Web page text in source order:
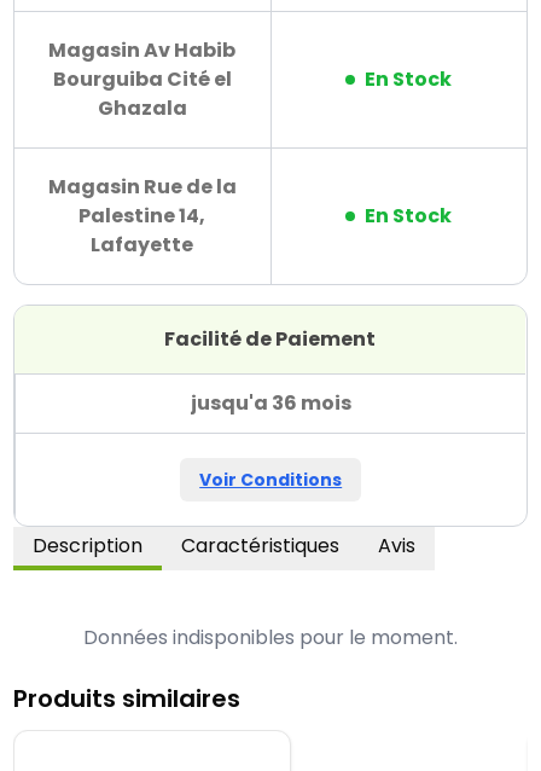
Magasin Av Habib
Bourguiba Cité el
Ghazala
En Stock
Magasin Rue de la
Palestine 14,
Lafayette
En Stock
Facilité de Paiement
jusqu'a 36 mois
Voir Conditions
Description Caractéristiques Avis
Données indisponibles pour le moment.
Produits similaires